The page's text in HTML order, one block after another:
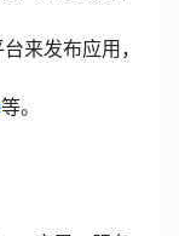
来发布应用，
等。